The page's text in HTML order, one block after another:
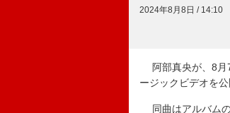
2024年8月8日 / 14:10
阿部真央が、8月7
ージックビデオを公
同曲はアルバムの